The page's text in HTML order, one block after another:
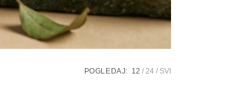
POGLEDAJ: 12 24 SVI